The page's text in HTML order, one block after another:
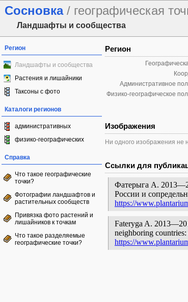
Сосновка / географическая
Ландшафты и сообщества
Регион
Ландшафты и сообщества
Растения и лишайники
Таксоны с фото
Каталоги регионов
административных
физико-географических
Справка
Что такое географические
точки?
Фотографии ландшафтов и
растительных сообществ
Привязка фото растений и
лишайников к точкам
Что такое разделяемые
географические точки?
Регион
Административное
Физико-географическое
Изображения
Ни одного изображения не
Ссылки для
Фатерыга А.
России и
https://
Fateryga A.
neighboring
https://